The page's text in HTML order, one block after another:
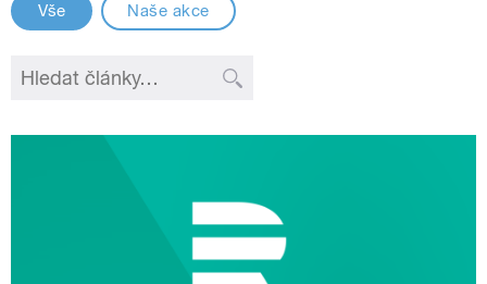
Vše Naše akce